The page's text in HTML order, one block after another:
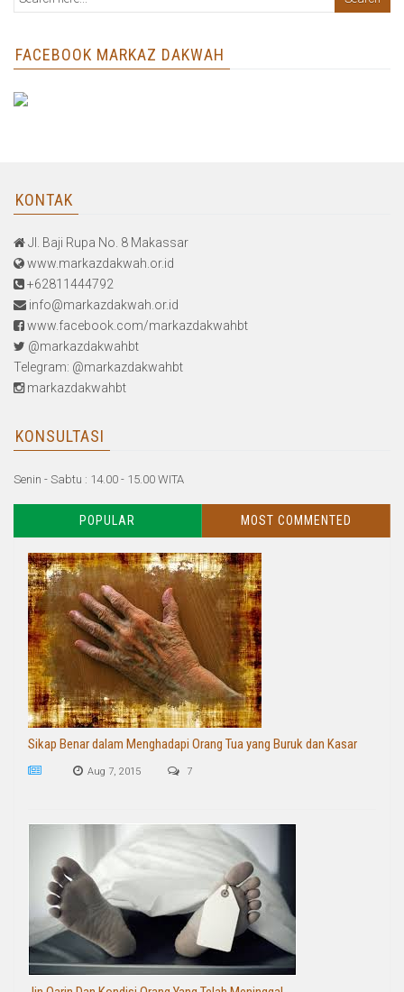
FACEBOOK MARKAZ DAKWAH
KONTAK
Jl. Baji Rupa No. 8 Makassar
www.markazdakwah.or.id
+62811444792
info@markazdakwah.or.id
www.facebook.com/markazdakwahbt
@markazdakwahbt
Telegram: @markazdakwahbt
markazdakwahbt
KONSULTASI
Senin - Sabtu : 14.00 - 15.00 WITA
POPULAR MOST COMMENTED
Sikap Benar dalam Menghadapi Orang Tua yang Buruk dan Kasar
Aug 7, 2015 7